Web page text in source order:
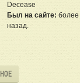
Decease
Был на сайте:
назад.